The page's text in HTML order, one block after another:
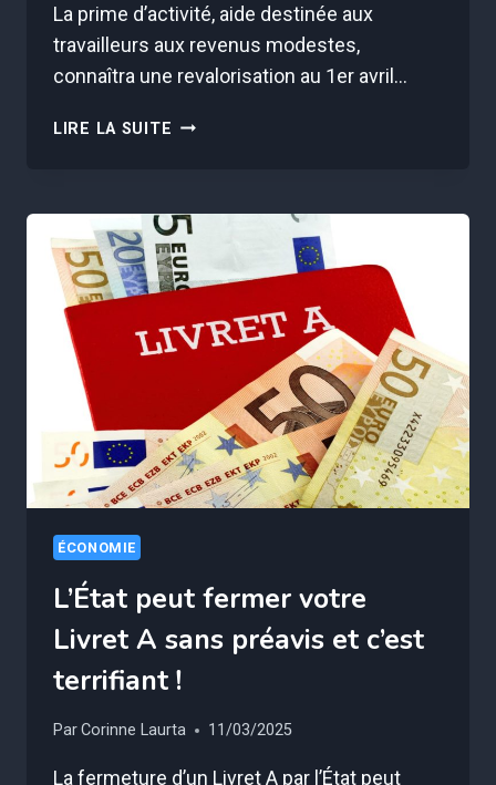
La prime d’activité, aide destinée aux
travailleurs aux revenus modestes,
connaîtra une revalorisation au 1er avril…
LIRE LA SUITE VOTRE
CE
1ER
AVRIL
ÉCONOMIE
L’État peut fermer votre
Livret A sans préavis et c’est
terrifiant !
ParCorinne Laurta 11/03/2025
La fermeture d’un Livret A par l’État peut